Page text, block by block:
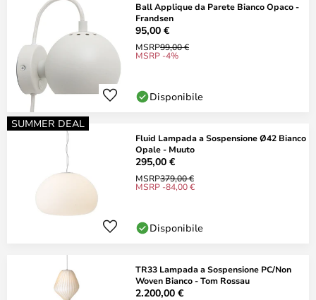
Ball Applique da Parete Bianco Opaco -
Frandsen
95,00 €
MSRP99,00 €
MSRP -4%
Disponibile
SUMMER DEAL
Fluid Lampada a Sospensione Ø42 Bianco
Opale - Muuto
295,00 €
MSRP379,00 €
MSRP -84,00 €
Disponibile
TR33 Lampada a Sospensione PC/Non
Woven Bianco - Tom Rossau
2.200,00 €